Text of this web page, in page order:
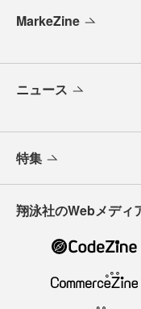
MarkeZine
ニュース
特集
翔泳社のWebメディ